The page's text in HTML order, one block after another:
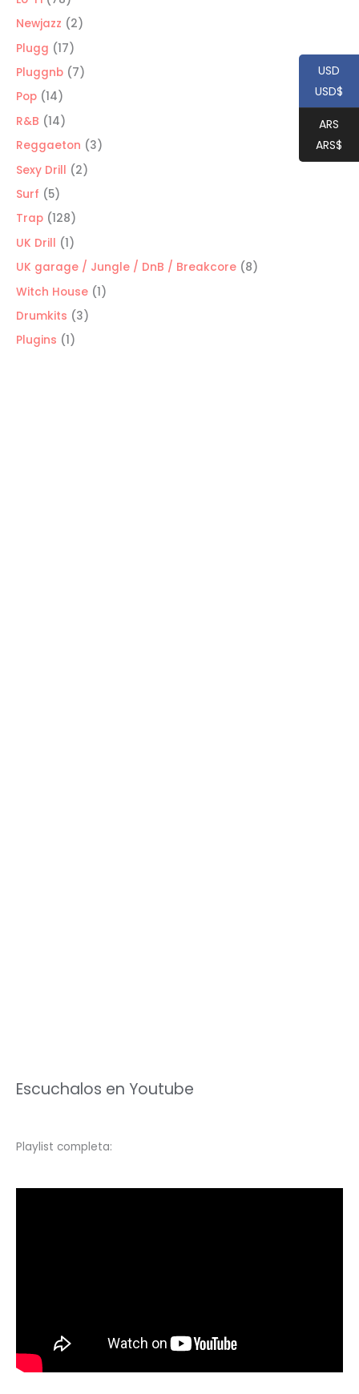
productos
Newjazz 22
Plugg 1717
productos
Pluggnb 77
Pop 1414
productos
R&B 1414
productos
Reggaeton 33
Sexy Drill 22
Surf 55
productos
Trap 128128
productos
UK Drill 11
producto
UK garage / Jungle / DnB / Breakcore 88
Witch House 11
Drumkits 33
Plugins 11
Escuchalos en Youtube
Playlist completa:
USD
USD$
ARS
ARS$